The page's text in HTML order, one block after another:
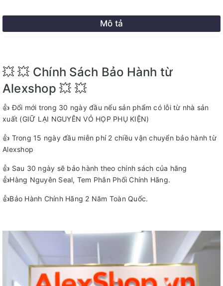
Mô tả
💥 💥 Chính Sách Bảo Hành từ
Alexshop 💥 💥
👍 Đổi mới trong 30 ngày đầu nếu sản phẩm có lỗi từ nhà sản
xuất (GIỮ LẠI NGUYÊN VỎ HỌP PHỤ KIỆN)
👍 Trong 15 ngày đầu miễn phí 2 chiều vận chuyển bảo hành từ
Alexshop
👍 Sau 30 ngày sẽ bảo hành theo chính sách của hãng
👍Hàng Nguyên Seal, Tem Phân Phối Chính Hãng.
👍Bảo Hành Chính Hãng 2 Năm Toàn Quốc.